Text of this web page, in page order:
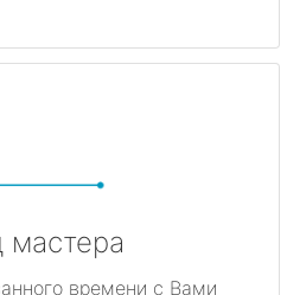
мастера
времени с Вами